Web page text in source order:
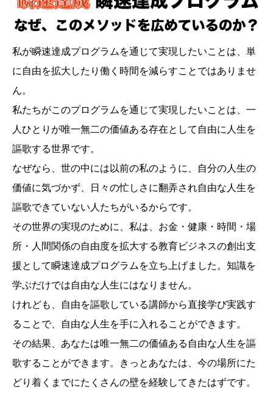
私が瞬速達成プログラムを通じて実現したいことは、単
に自由を拡大したり働く時間を減らすことではありませ
ん。
私たちがこのプログラムを通じて実現したいことは、一
人ひとりが唯一無二の価値ある存在として自由に人生を
謳歌する世界です。
なぜなら、世の中には以前の私のように、自分の人生の
価値に気づかず、日々の忙しさに翻弄され自由な人生を
謳歌できていない人たちがいるからです。
その世界の実現のために、私は、お金・健康・時間・場
所・人間関係の自由度を拡大する教育ビジネスの創出支
援として瞬速達成プログラムを立ち上げました。知識を
学ぶだけでは自由な人生にはなりません。
けれども、自由を謳歌している講師から直接学び実践す
ることで、自由な人生を手に入れることができます。
その結果、あなたは唯一無二の価値ある自由な人生を謳
歌することができます。きっとあなたは、今の場所にた
どり着くまでにたくさんの壁を経験してきたはずです。